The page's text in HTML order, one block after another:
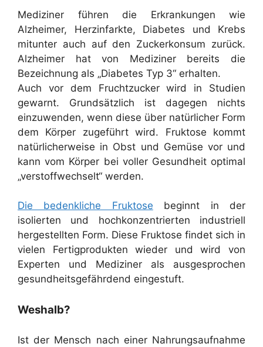
Mediziner führen die Erkrankungen wie
Alzheimer, Herzinfarkte, Diabetes und Krebs
mitunter auch auf den Zuckerkonsum zurück.
Alzheimer hat von Mediziner bereits die
Bezeichnung als „Diabetes Typ 3“ erhalten.
Auch vor dem Fruchtzucker wird in Studien
gewarnt. Grundsätzlich ist dagegen nichts
einzuwenden, wenn diese über natürlicher Form
dem Körper zugeführt wird. Fruktose kommt
natürlicherweise in Obst und Gemüse vor und
kann vom Körper bei voller Gesundheit optimal
„verstoffwechselt“ werden.
Die bedenkliche Fruktose beginnt in der
isolierten und hochkonzentrierten industriell
hergestellten Form. Diese Fruktose findet sich in
vielen Fertigprodukten wieder und wird von
Experten und Mediziner als ausgesprochen
gesundheitsgefährdend eingestuft.
Weshalb?
Ist der Mensch nach einer Nahrungsaufnahme